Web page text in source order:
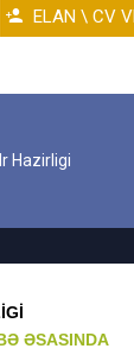
ELAN \ CV
Hazirligi
ƏSASINDA